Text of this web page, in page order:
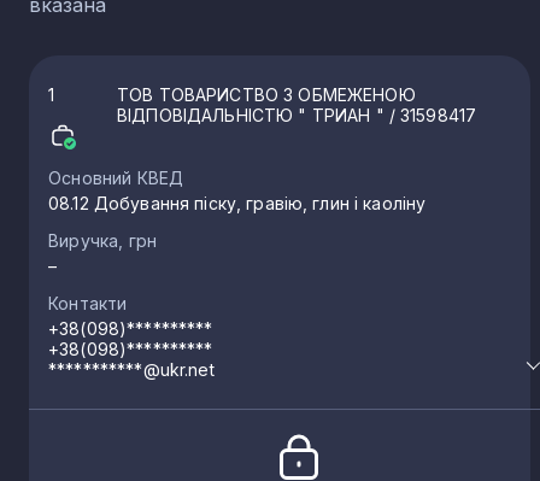
1
ТОВ ТОВАРИСТВО З ОБМЕЖЕНОЮ
ВІДПОВІДАЛЬНІСТЮ " ТРИАН " / 31598417
Основний КВЕД
08.12 Добування піску, гравію, глин і каоліну
Виручка, грн
–
Контакти
+38(098)**********
+38(098)**********
***********@ukr.net